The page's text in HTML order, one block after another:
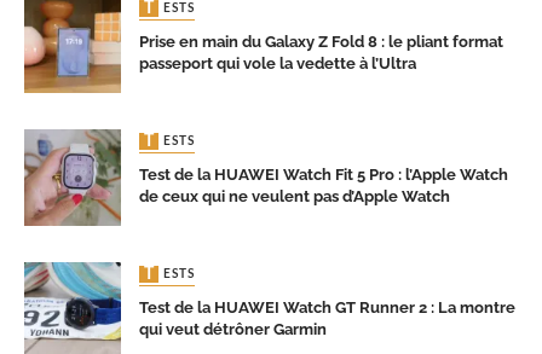
TESTS
Prise en main du Galaxy Z Fold 8 : le pliant format
passeport qui vole la vedette à l’Ultra
TESTS
Test de la HUAWEI Watch Fit 5 Pro : l’Apple Watch
de ceux qui ne veulent pas d’Apple Watch
TESTS
Test de la HUAWEI Watch GT Runner 2 : La montre
qui veut détrôner Garmin